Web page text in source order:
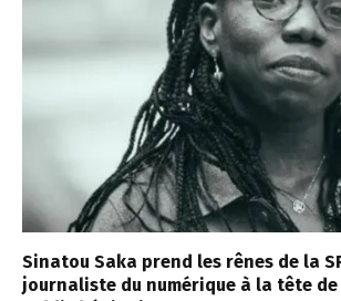
Sinatou Saka prend les rênes de la
journaliste du numérique à la tête de